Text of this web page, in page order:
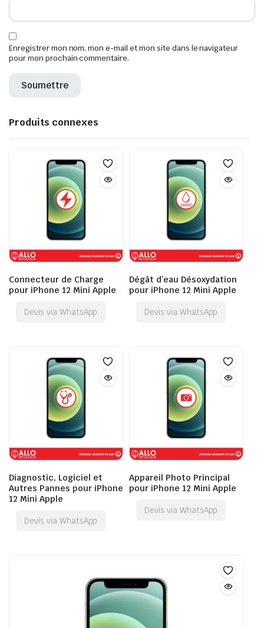
Enregistrer mon nom, mon e-mail et mon site dans le navigateur
pour mon prochain commentaire.
Produits connexes
Connecteur de Charge
pour iPhone 12 Mini Apple
Devis via WhatsApp
Dégât d’eau Désoxydation
pour iPhone 12 Mini Apple
Devis via WhatsApp
Diagnostic, Logiciel et
Autres Pannes pour iPhone
12 Mini Apple
Devis via WhatsApp
Appareil Photo Principal
pour iPhone 12 Mini Apple
Devis via WhatsApp